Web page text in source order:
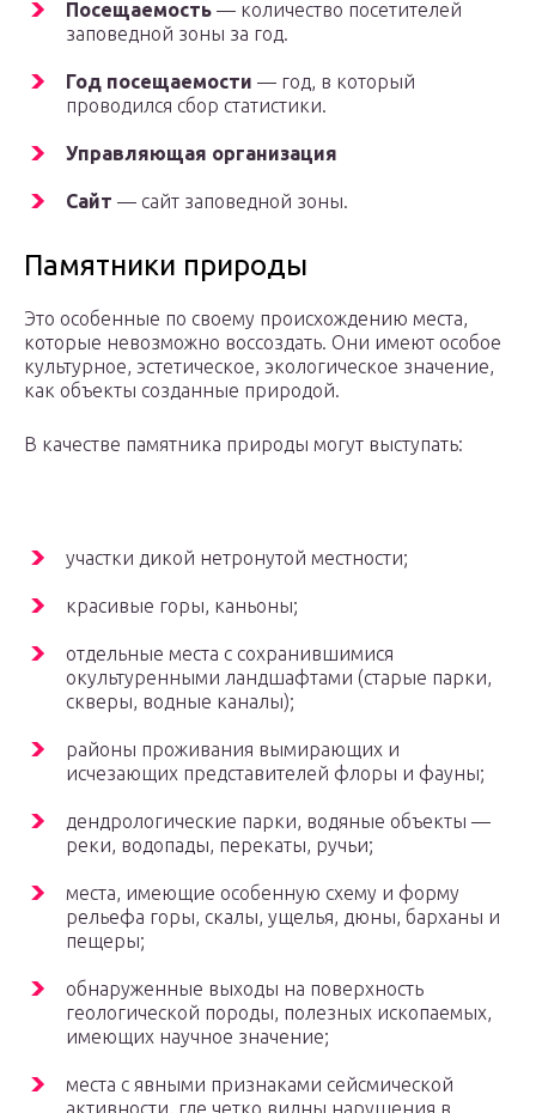
Посещаемость — количество посетителей
заповедной зоны за год.
Год посещаемости — год, в который
проводился сбор статистики.
Управляющая организация
Сайт — сайт заповедной зоны.
Памятники природы
Это особенные по своему происхождению места,
которые невозможно воссоздать. Они имеют особое
культурное, эстетическое, экологическое значение,
как объекты созданные природой.
В качестве памятника природы могут выступать:
участки дикой нетронутой местности;
красивые горы, каньоны;
отдельные места с сохранившимися
окультуренными ландшафтами (старые парки,
скверы, водные каналы);
районы проживания вымирающих и
исчезающих представителей флоры и фауны;
дендрологические парки, водяные объекты —
реки, водопады, перекаты, ручьи;
места, имеющие особенную схему и форму
рельефа горы, скалы, ущелья, дюны, барханы и
пещеры;
обнаруженные выходы на поверхность
геологической породы, полезных ископаемых,
имеющих научное значение;
места с явными признаками сейсмической
активности, где четко видны нарушения в